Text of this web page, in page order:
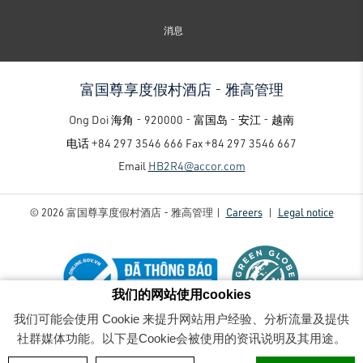
我们的网站使用cookies
我们可能会使用 Cookie 来提升网站用户经验、分析流量及提供
社群媒体功能。以下是Cookie会被使用的资讯说明及其用途。
消息
富国尊享度假村酒店 - 雅高管理
Ong Doi 海角 - 920000 - 富国岛 - 安江 - 越南
电话+84 297 3546 666 Fax+84 297 3546 667
Email HB2R4@accor.com
© 2026 富国尊享度假村酒店 - 雅高管理 | Careers| Legal notice
富国尊享度假村酒店 - 雅高管理 - Luxury family-friendly resort - 消息